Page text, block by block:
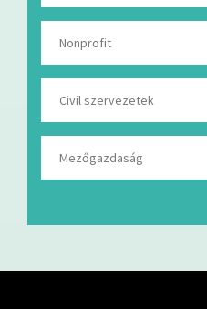
Nonprofit
Civil szervezetek
Mezőgazdaság